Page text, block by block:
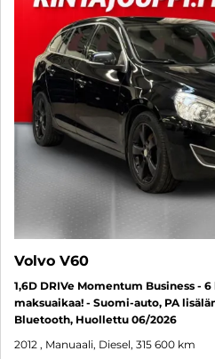
Volvo V60
1,6D DRIVe Momentum Business -
maksuaikaa! - Suomi-auto, PA
Bluetooth, Huollettu 06/2026
2012 , Manuaali, Diesel, 315 600 km